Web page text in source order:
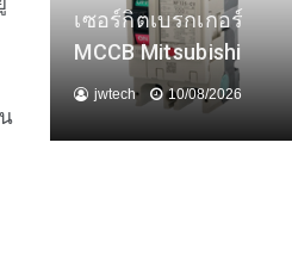
เซอร์กิตเบรกเกอร์
MCCB Mitsubishi
jwtech 10/08/2026